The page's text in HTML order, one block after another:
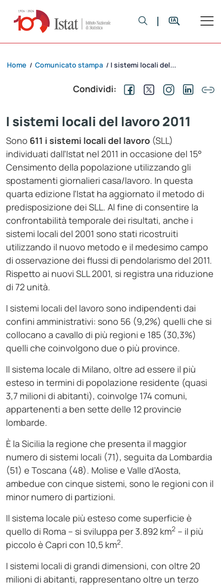
Home / Comunicato stampa / I sistemi locali del...
Condividi:
I sistemi locali del lavoro 2011
Sono 611 i sistemi locali del lavoro (SLL)
individuati dall’Istat nel 2011 in occasione del 15°
Censimento della popolazione utilizzando gli
spostamenti giornalieri casa/lavoro. In questa
quarta edizione l’Istat ha aggiornato il metodo di
predisposizione dei SLL. Al fine di consentire la
confrontabilità temporale dei risultati, anche i
sistemi locali del 2001 sono stati ricostruiti
utilizzando il nuovo metodo e il medesimo campo
di osservazione dei flussi di pendolarismo del 2011.
Rispetto ai nuovi SLL 2001, si registra una riduzione
di 72 unità.
I sistemi locali del lavoro sono indipendenti dai
confini amministrativi: sono 56 (9,2%) quelli che si
collocano a cavallo di più regioni e 185 (30,3%)
quelli che coinvolgono due o più province.
Il sistema locale di Milano, oltre ad essere il più
esteso in termini di popolazione residente (quasi
3,7 milioni di abitanti), coinvolge 174 comuni,
appartenenti a ben sette delle 12 provincie
lombarde.
È la Sicilia la regione che presenta il maggior
numero di sistemi locali (71), seguita da Lombardia
(51) e Toscana (48). Molise e Valle d’Aosta,
ambedue con cinque sistemi, sono le regioni con il
minor numero di partizioni.
Il sistema locale più esteso come superficie è
quello di Roma – si sviluppa per 3.892 km2 – il più
piccolo è Capri con 10,5 km2.
I sistemi locali di grandi dimensioni, con oltre 20
milioni di abitanti, rappresentano oltre un terzo